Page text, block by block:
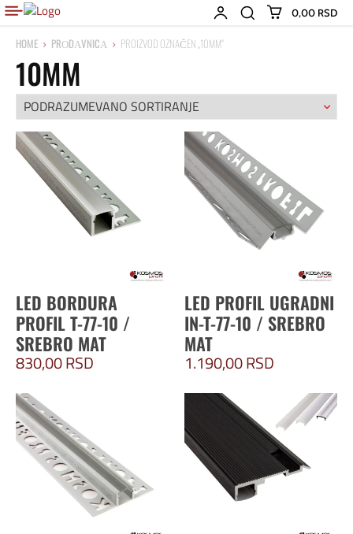
0,00 RSD
HOME PRОDАVNICА PROIZVOD OZNAČEN „10MM“
10MM
LED BORDURA
PROFIL T-77-10 /
SREBRO MAT
830,00RSD
LED PROFIL UGRADNI
IN-T-77-10 / SREBRO
MAT
1.190,00RSD